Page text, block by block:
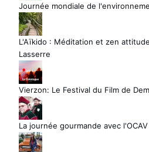
Journée mondiale de
L'Aïkido : Méditation et zen
Lasserre
Vierzon: Le Festival du Film de
La journée gourmande avec l'OCAV